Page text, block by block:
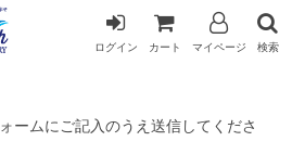
ログイン カート マイページ 検索
ームにご記入のうえ送信してくださ